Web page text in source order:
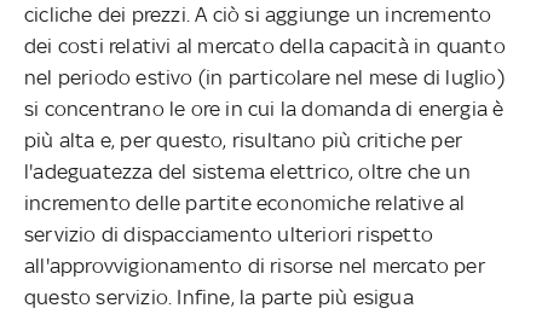
cicliche dei prezzi. A ciò si aggiunge un incremento
dei costi relativi al mercato della capacità in quanto
nel periodo estivo (in particolare nel mese di luglio)
si concentrano le ore in cui la domanda di energia è
più alta e, per questo, risultano più critiche per
l'adeguatezza del sistema elettrico, oltre che un
incremento delle partite economiche relative al
servizio di dispacciamento ulteriori rispetto
all'approvvigionamento di risorse nel mercato per
questo servizio. Infine, la parte più esigua